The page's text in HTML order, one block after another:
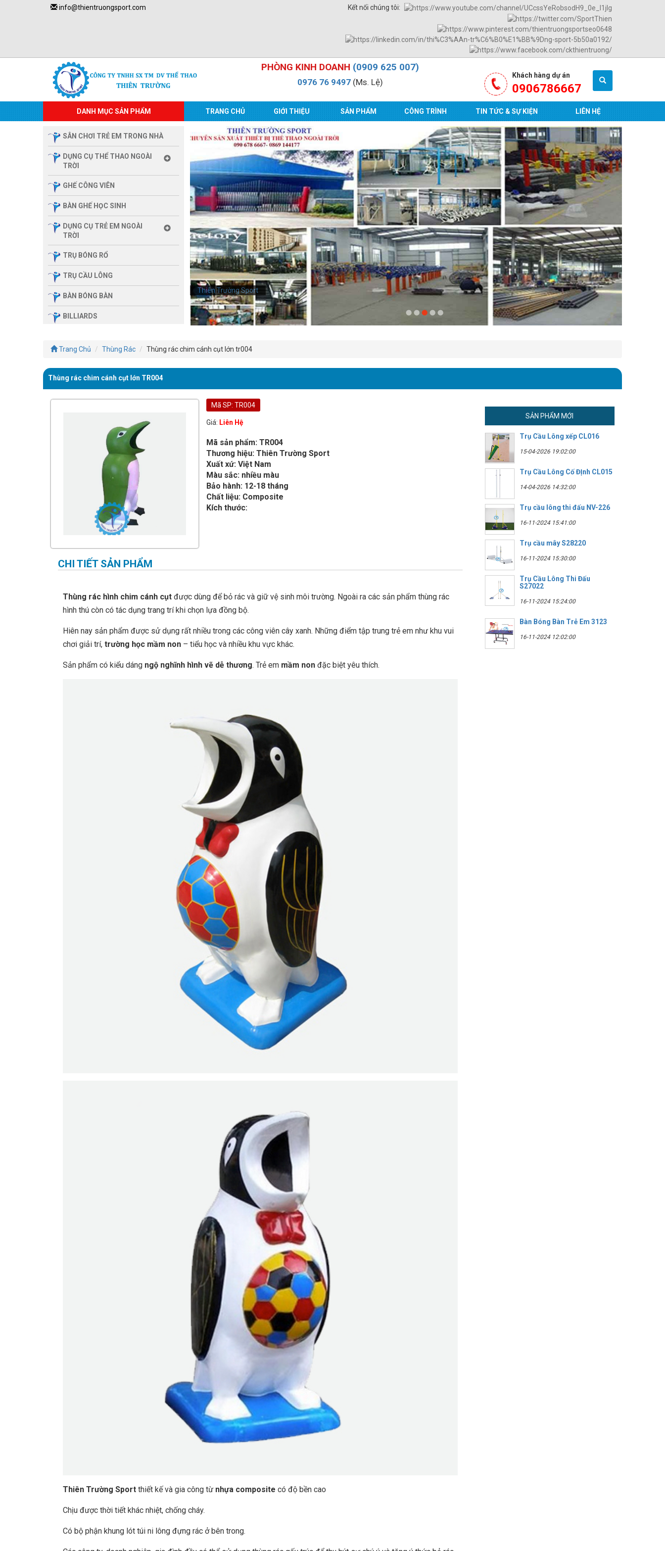
info@thientruongsport.com Kết nối chúng tôi:
PHÒNG KINH DOANH (0909 625 007)
0976 76 9497(Ms. Lệ)
Khách hàng dự án
0906786667
DANH MỤC SẢN PHẨM TRANG CHỦ GIỚI THIỆU SẢN PHẨM CÔNG TRÌNH TIN TỨC & SỰ KIỆN LIÊN HỆ
SÂN CHƠI TRẺ EM TRONG NHÀ
DỤNG CỤ THỂ THAO NGOÀI
TRỜI
GHẾ CÔNG VIÊN
BÀN GHẾ HỌC SINH
DỤNG CỤ TRẺ EM NGOÀI
TRỜI
TRỤ BÓNG RỔ
TRỤ CẦU LÔNG
BÀN BÓNG BÀN
BILLIARDS
ĐÌNH
THIẾT BỊ PHÒNG GYM
IMPULSE FITNESS
THIẾT BỊ PHÒNG GYM THIÊN
CỎ NHÂN TẠO
Thiên Trường Sport
Trang Chủ Thùng Rác Thùng rác chim cánh cụt lớn tr004
Thùng rác chim cánh cụt lớn TR004
Mã SP: TR004
Giá: Liên Hệ
Mã sản phẩm: TR004
Thương hiệu: Thiên Trường Sport
Xuất xứ: Việt Nam
Màu sắc: nhiều màu
Bảo hành: 12-18 tháng
Chất liệu: Composite
Kích thước:
CHI TIẾT SẢN PHẨM
Thùng rác hình chim cánh cụt được dùng để bỏ rác và giữ vệ sinh môi trường. Ngoài ra các sản phẩm thùng rác
hình thú còn có tác dụng trang trí khi chọn lựa đồng bộ.
Hiên nay sản phẩm được sử dụng rất nhiều trong các công viên cây xanh. Những điểm tập trung trẻ em như khu vui
chơi giải trí, trường học mầm non – tiểu học và nhiều khu vực khác.
Sản phẩm có kiểu dáng ngộ nghĩnh hình vẽ dễ thương. Trẻ em mầm non đặc biệt yêu thích.
Thiên Trường Sport thiết kế và gia công từ nhựa composite có độ bền cao
Chịu được thời tiết khác nhiệt, chống cháy.
Có bộ phận khung lót túi ni lông đựng rác ở bên trong.
SẢN PHẨM MỚI
Trụ Cầu Lông xếp CL016
15-04-2026 19:02:00
Trụ Cầu Lông Cố ĐỊnh CL015
14-04-2026 14:32:00
Trụ cầu lông thi đấu NV-226
16-11-2024 15:41:00
Trụ cầu mây S28220
16-11-2024 15:30:00
Trụ Cầu Lông Thi Đấu
S27022
16-11-2024 15:24:00
Bàn Bóng Bàn Trẻ Em 3123
16-11-2024 12:02:00